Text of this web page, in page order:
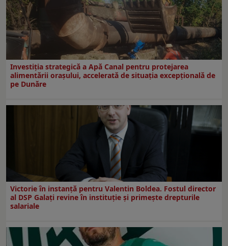
Investiția strategică a Apă Canal pentru protejarea
alimentării orașului, accelerată de situația excepțională de
pe Dunăre
Victorie în instanță pentru Valentin Boldea. Fostul director
al DSP Galați revine în instituție și primește drepturile
salariale